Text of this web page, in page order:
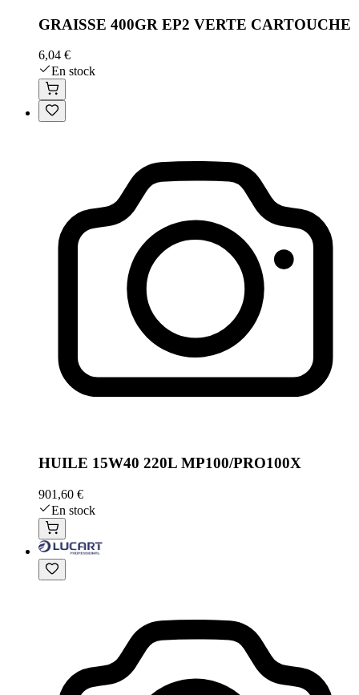
GRAISSE 400GR EP2 VERTE CARTOUCHE
6,04 €
En stock
HUILE 15W40 220L MP100/PRO100X
901,60 €
En stock